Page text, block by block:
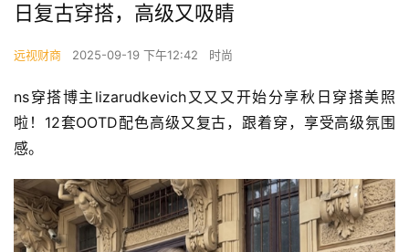
日复古穿搭，高级又吸睛
远视财商 2025-09-19 下午12:42 时尚
ns穿搭博主lizarudkevich又又又开始分享秋日穿搭美照
啦！12套OOTD配色高级又复古，跟着穿，享受高级氛围
感。